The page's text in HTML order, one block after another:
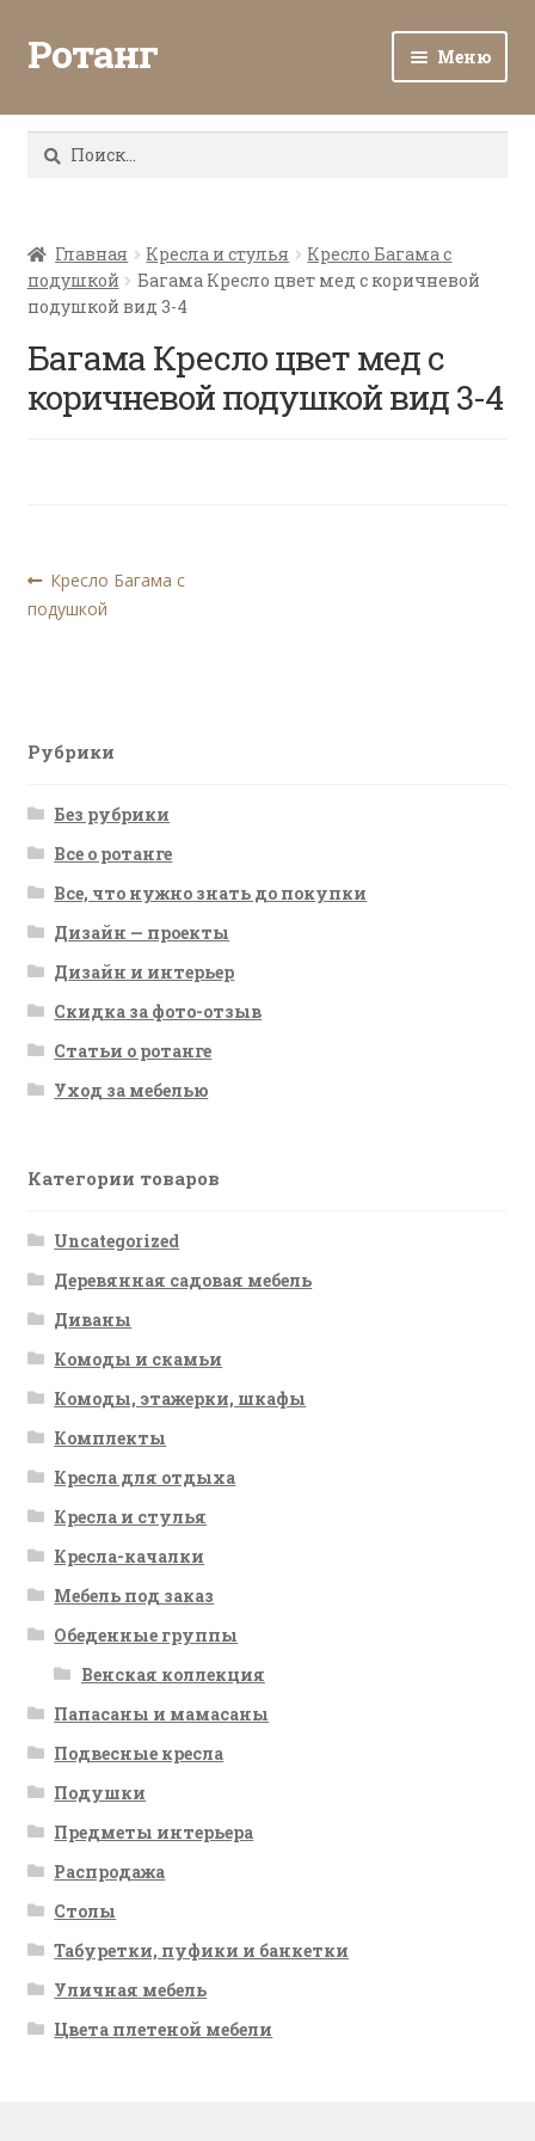
Ротанг Меню
Каталог
Все о ротанге
Ротанг оптом
Контакты
Найти:
Главная Кресла и стулья
Кресло Багама с
подушкой
Багама Кресло цвет мед с коричневой
подушкой вид 3-4
Багама Кресло цвет мед с
коричневой подушкой вид 3-4
Навигация
по
Предыдущая
запись:
Кресло Багама с
подушкой
Рубрики
Без рубрики
Все о ротанге
Все, что нужно знать до покупки
Дизайн — проекты
Дизайн и интерьер
Скидка за фото-отзыв
Статьи о ротанге
Уход за мебелью
Категории товаров
Uncategorized
Деревянная садовая мебель
Диваны
Комоды и скамьи
Комоды, этажерки, шкафы
Комплекты
Кресла для отдыха
Кресла и стулья
Кресла-качалки
Мебель под заказ
Обеденные группы
Венская коллекция
Папасаны и мамасаны
Подвесные кресла
Подушки
Предметы интерьера
Распродажа
Столы
Табуретки, пуфики и банкетки
Уличная мебель
Цвета плетеной мебели